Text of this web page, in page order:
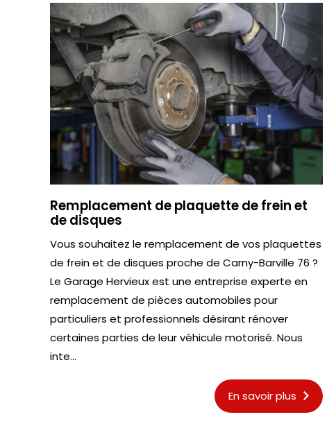
Remplacement de plaquette de frein et
de disques
Vous souhaitez le remplacement de vos plaquettes
de frein et de disques proche de Carny-Barville 76 ?
Le Garage Hervieux est une entreprise experte en
remplacement de pièces automobiles pour
particuliers et professionnels désirant rénover
certaines parties de leur véhicule motorisé. Nous
inte...
En savoir plus